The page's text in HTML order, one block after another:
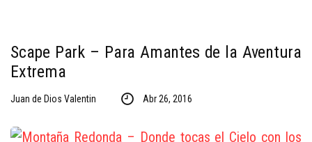
Scape Park – Para Amantes de la Aventura
Extrema
Juan de Dios Valentin Abr 26, 2016